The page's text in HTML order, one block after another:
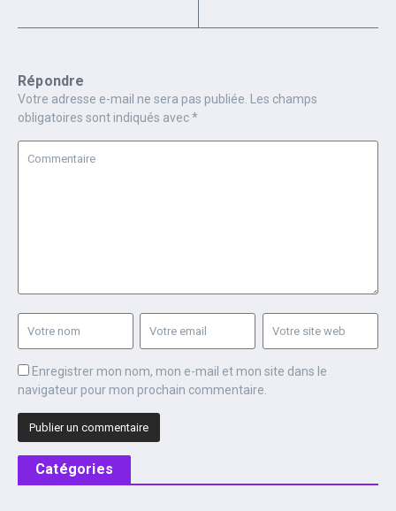
Répondre
Votre adresse e-mail ne sera pas publiée.
Les champs
obligatoires sont indiqués avec*
Enregistrer mon nom, mon e-mail et mon site dans le
navigateur pour mon prochain commentaire.
Catégories